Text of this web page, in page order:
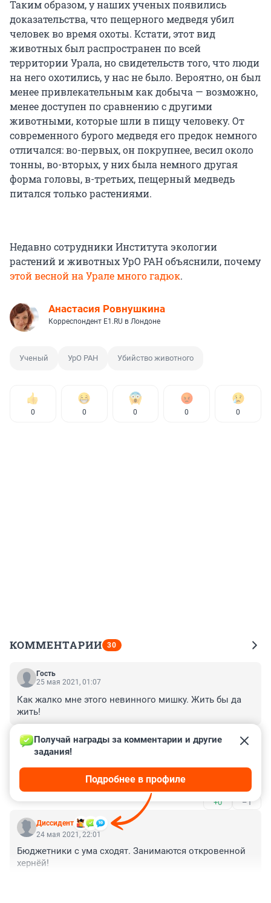
Таким образом, у наших ученых появились
доказательства, что пещерного медведя убил
человек во время охоты. Кстати, этот вид
животных был распространен по всей
территории Урала, но свидетельств того, что люди
на него охотились, у нас не было. Вероятно, он был
менее привлекательным как добыча — возможно,
менее доступен по сравнению с другими
животными, которые шли в пищу человеку. От
современного бурого медведя его предок немного
отличался: во-первых, он покрупнее, весил около
тонны, во-вторых, у них была немного другая
форма головы, в-третьих, пещерный медведь
питался только растениями.
Недавно сотрудники Института экологии
растений и животных УрО РАН объяснили, почему
этой весной на Урале много гадюк.
Анастасия Ровнушкина
Корреспондент E1.RU в Лондоне
Ученый УрО РАН Убийство животного
0 0 0 0 0
КОММЕНТАРИИ 30
Гость
25 мая 2021, 01:07
Как жалко мне этого невинного мишку. Жить бы да
жить!
–0
Гость
Взрослым мужикам ваще заняться нечем 😁
+0 –1
Диссидент
Получай награды за комментарии и другие
задания!
Подробнее в профиле
24 мая 2021, 22:01
Бюджетники с ума сходят. Занимаются откровенной
хернёй!